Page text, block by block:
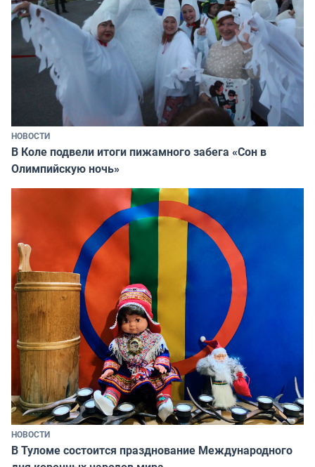
НОВОСТИ
В Коле подвели итоги пижамного забега «Сон в
Олимпийскую ночь»
НОВОСТИ
В Туломе состоится празднование Международного